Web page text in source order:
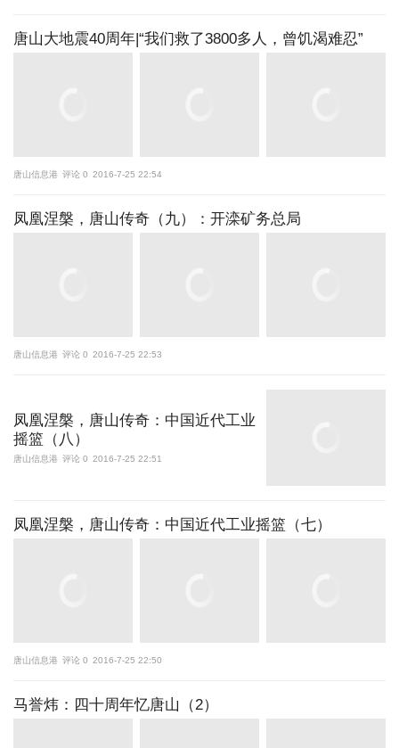
唐山大地震40周年|“我们救了3800多人，曾饥渴难忍”
唐山信息港 评论 0 2016-7-25 22:54
凤凰涅槃，唐山传奇（九）：开滦矿务总局
唐山信息港 评论 0 2016-7-25 22:53
凤凰涅槃，唐山传奇：中国近代工业
摇篮（八）
唐山信息港 评论 0 2016-7-25 22:51
凤凰涅槃，唐山传奇：中国近代工业摇篮（七）
唐山信息港 评论 0 2016-7-25 22:50
马誉炜：四十周年忆唐山（2）